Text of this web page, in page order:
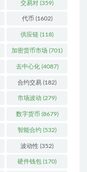
交易对 (359)
代币 (1602)
供应链 (118)
加密货币市场 (701)
去中心化(4087)
合约交易 (182)
市场波动 (279)
数字货币 (8679)
智能合约 (532)
波动性 (352)
硬件钱包 (170)